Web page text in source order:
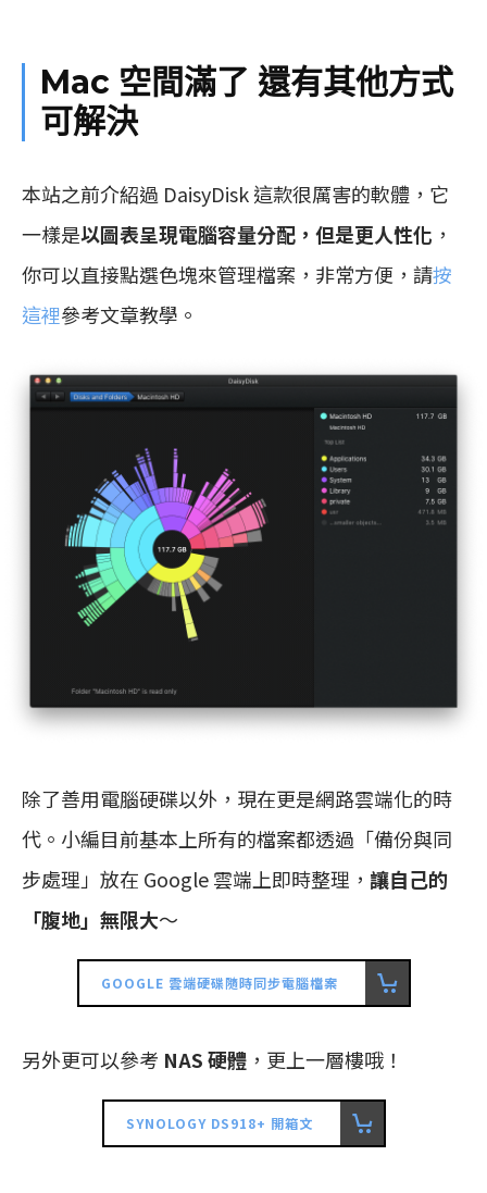
Mac 空間滿了 還有其他方式
可解決
本站之前介紹過 DaisyDisk 這款很厲害的軟體，它
一樣是以圖表呈現電腦容量分配，但是更人性化 ，
你可以直接點選色塊來管理檔案，非常方便，請按
這裡參考文章教學。
除了善用電腦硬碟以外，現在更是網路雲端化的時
代。小編目前基本上所有的檔案都透過「備份與同
步處理」放在 Google 雲端上即時整理， 讓自己的
「腹地」無限大～
GOOGLE 雲端硬碟隨時同步電腦檔案
另外更可以參考 NAS 硬體 ，更上一層樓哦！
SYNOLOGY DS918+ 開箱文